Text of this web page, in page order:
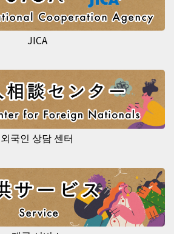
JICA
외국인 상담 센터